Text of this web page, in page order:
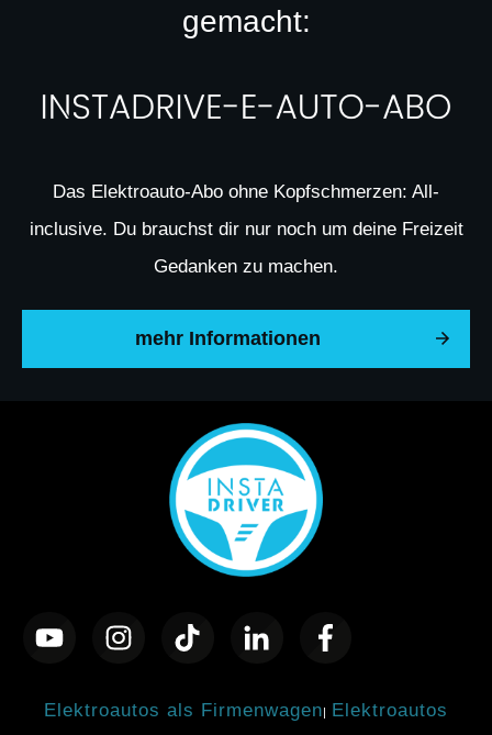
gemacht:
Das Elektroauto-Abo ohne Kopfschmerzen: All-
inclusive. Du brauchst dir nur noch um deine Freizeit
Gedanken zu machen.
mehr Informationen
Elektroautos als Firmenwagen Elektroautos